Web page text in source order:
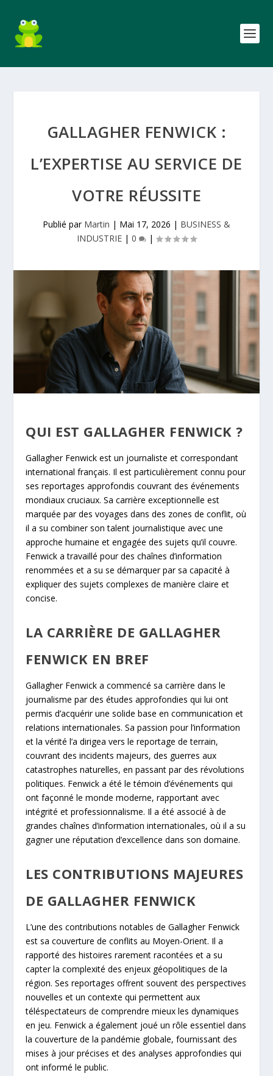
GALLAGHER FENWICK :
L’EXPERTISE AU SERVICE DE
VOTRE RÉUSSITE
Publié par Martin | Mai 17, 2026 | BUSINESS &
INDUSTRIE | 0 |
QUI EST GALLAGHER FENWICK ?
Gallagher Fenwick est un journaliste et correspondant
international français. Il est particulièrement connu pour
ses reportages approfondis couvrant des événements
mondiaux cruciaux. Sa carrière exceptionnelle est
marquée par des voyages dans des zones de conflit, où
il a su combiner son talent journalistique avec une
approche humaine et engagée des sujets qu’il couvre.
Fenwick a travaillé pour des chaînes d’information
renommées et a su se démarquer par sa capacité à
expliquer des sujets complexes de manière claire et
concise.
LA CARRIÈRE DE GALLAGHER
FENWICK EN BREF
Gallagher Fenwick a commencé sa carrière dans le
journalisme par des études approfondies qui lui ont
permis d’acquérir une solide base en communication et
relations internationales. Sa passion pour l’information
et la vérité l’a dirigea vers le reportage de terrain,
couvrant des incidents majeurs, des guerres aux
catastrophes naturelles, en passant par des révolutions
politiques. Fenwick a été le témoin d’événements qui
ont façonné le monde moderne, rapportant avec
intégrité et professionnalisme. Il a été associé à de
grandes chaînes d’information internationales, où il a su
gagner une réputation d’excellence dans son domaine.
LES CONTRIBUTIONS MAJEURES
DE GALLAGHER FENWICK
L’une des contributions notables de Gallagher Fenwick
est sa couverture de conflits au Moyen-Orient. Il a
rapporté des histoires rarement racontées et a su
capter la complexité des enjeux géopolitiques de la
région. Ses reportages offrent souvent des perspectives
nouvelles et un contexte qui permettent aux
téléspectateurs de comprendre mieux les dynamiques
en jeu. Fenwick a également joué un rôle essentiel dans
la couverture de la pandémie globale, fournissant des
mises à jour précises et des analyses approfondies qui
ont informé le public.